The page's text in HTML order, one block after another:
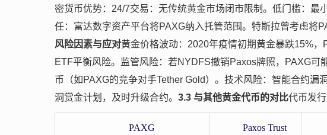
密货币优势：24/7交易：无传统黄金市场闭市限制。低门槛：最
任：富达数字资产平台将PAXG纳入托管范围。特斯拉曾考虑将
风险因素与应对黄金价格波动：2020年疫情初期黄金暴跌15%
ETF平衡风险。监管风险：若NYDFS撤销Paxos牌照，PAXG可
币（如PAXG的竞争对手Tether Gold）。技术风险：智能合约
洞赏金计划，及时升级合约。 3.3 与其他黄金代币的对比代币发
PAXG Paxos Trust